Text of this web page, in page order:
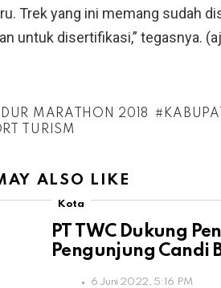
Trek yang ini memang sudah
untuk disertifikasi,” tegasnya.
MARATHON 2018
TURISM
ALSO LIKE
Kota
PT TWC Dukung
Pengunjung Candi
6 Juni 2022, 5:16 PM